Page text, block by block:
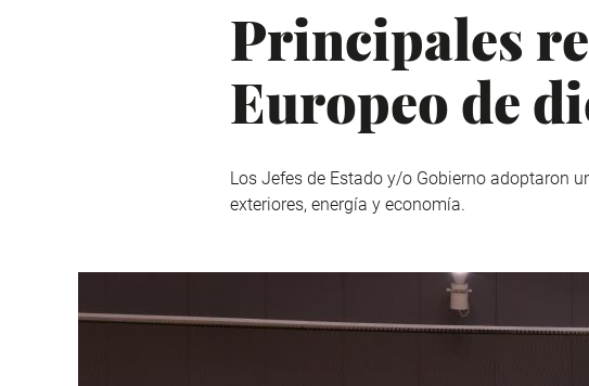
Principales
Europeo de
Los Jefes de Estado y/o Gobierno adoptaron
exteriores, energía y economía.